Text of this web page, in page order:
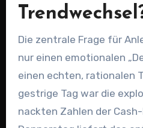
Die zentrale Frage für
nur einen emotionalen
einen echten, rationalen
gestrige Tag war die
nackten Zahlen der